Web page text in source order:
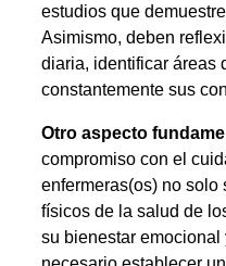
estudios que
Asimismo, deben
diaria, identificar áreas
constantemente sus
Otro aspecto
compromiso con el
enfermeras(os) no solo
físicos de la salud de
su bienestar